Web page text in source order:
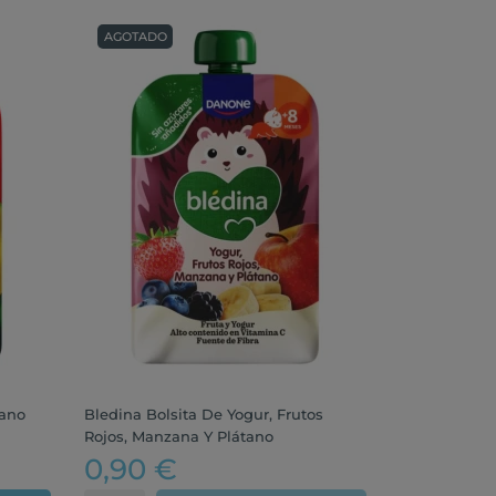
Bledina Bolsita De Yogur, Frutos
Rojos, Manzana Y Plátano
0,90 €
AGOTADO